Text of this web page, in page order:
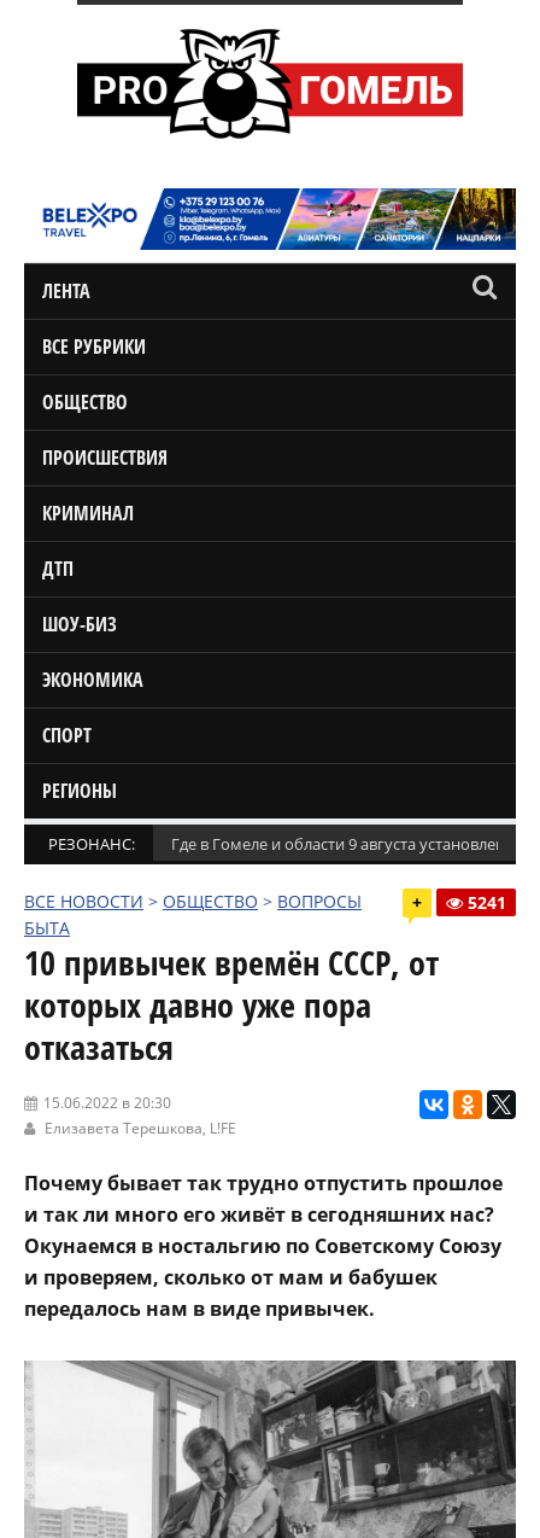
ЛЕНТА
ВСЕ РУБРИКИ
ОБЩЕСТВО
ПРОИСШЕСТВИЯ
КРИМИНАЛ
ДТП
ШОУ-БИЗ
ЭКОНОМИКА
СПОРТ
РЕГИОНЫ
РЕЗОНАНС: Где в Гомеле и области 9 августа установлены
ВСЕ НОВОСТИ > ОБЩЕСТВО > ВОПРОСЫ
БЫТА
+ 5241
10 привычек времён СССР, от
которых давно уже пора
отказаться
15.06.2022 в 20:30
Елизавета Терешкова, L!FE
Почему бывает так трудно отпустить прошлое
и так ли много его живёт в сегодняшних нас?
Окунаемся в ностальгию по Советскому Союзу
и проверяем, сколько от мам и бабушек
передалось нам в виде привычек.